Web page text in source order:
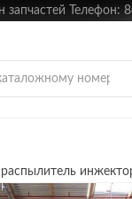
запчастей Телефон: